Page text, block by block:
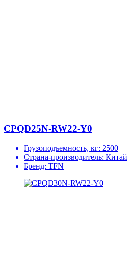
CPQD25N-RW22-Y0
Грузоподъемность, кг: 2500
Страна-производитель: Китай
Бренд: TFN